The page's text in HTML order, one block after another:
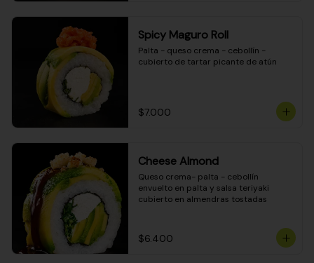
Spicy Maguro Roll
Palta - queso crema - cebollín -
cubierto de tartar picante de atún
$7.000
Cheese Almond
Queso crema- palta - cebollín
envuelto en palta y salsa teriyaki
cubierto en almendras tostadas
$6.400